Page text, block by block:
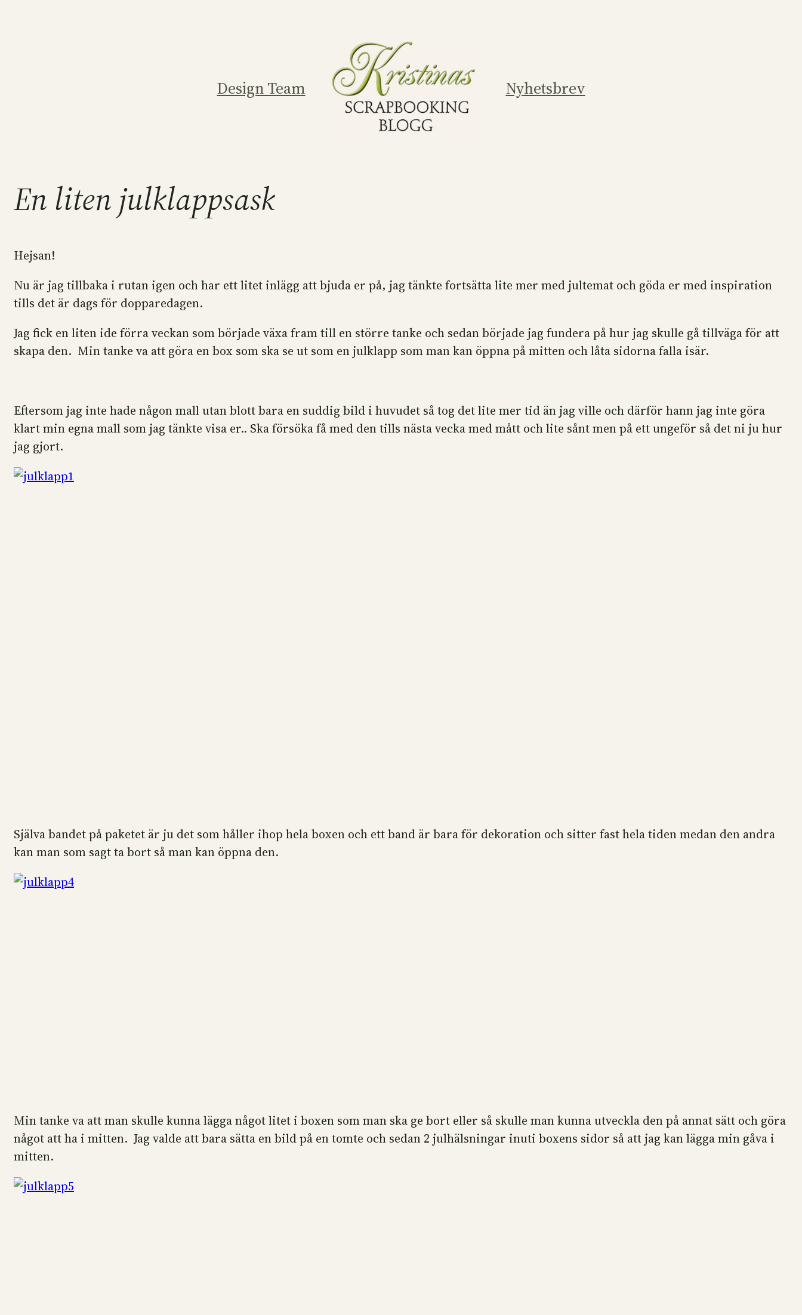
Design Team Nyhetsbrev
En liten julklappsask
Hejsan!
Nu är jag tillbaka i rutan igen och har ett litet inlägg att bjuda er på, jag tänkte fortsätta lite mer med jultemat och göda er med inspiration
tills det är dags för dopparedagen.
Jag fick en liten ide förra veckan som började växa fram till en större tanke och sedan började jag fundera på hur jag skulle gå tillväga för att
skapa den. Min tanke va att göra en box som ska se ut som en julklapp som man kan öppna på mitten och låta sidorna falla isär.
Eftersom jag inte hade någon mall utan blott bara en suddig bild i huvudet så tog det lite mer tid än jag ville och därför hann jag inte göra
klart min egna mall som jag tänkte visa er.. Ska försöka få med den tills nästa vecka med mått och lite sånt men på ett ungeför så det ni ju hur
jag gjort.
Själva bandet på paketet är ju det som håller ihop hela boxen och ett band är bara för dekoration och sitter fast hela tiden medan den andra
kan man som sagt ta bort så man kan öppna den.
Min tanke va att man skulle kunna lägga något litet i boxen som man ska ge bort eller så skulle man kunna utveckla den på annat sätt och göra
något att ha i mitten. Jag valde att bara sätta en bild på en tomte och sedan 2 julhälsningar inuti boxens sidor så att jag kan lägga min gåva i
mitten.